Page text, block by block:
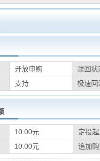
开放申购 赎回状
支持 极速回
10.00元 定投
10.00元 追加购